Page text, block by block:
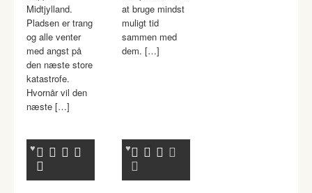
Midtjylland.
Pladsen er trang
og alle venter
med angst på
den næste store
katastrofe.
Hvornår vil den
næste […]
at bruge mindst
muligt tid
sammen med
dem. […]